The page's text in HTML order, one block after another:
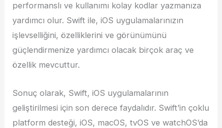
performanslı ve kullanımı kolay kodlar yazmanıza
yardımcı olur. Swift ile, iOS uygulamalarınızın
işlevselliğini, özelliklerini ve görünümünü
güçlendirmenize yardımcı olacak birçok araç ve
özellik mevcuttur.
Sonuç olarak, Swift, iOS uygulamalarının
geliştirilmesi için son derece faydalıdır. Swift’in çoklu
platform desteği, iOS, macOS, tvOS ve watchOS’da